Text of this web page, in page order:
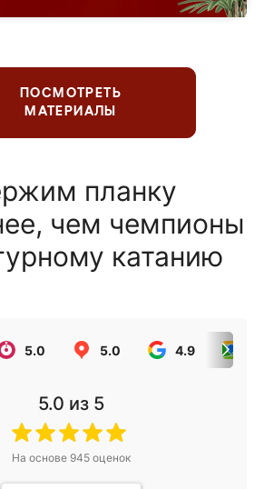
ПОСМОТРЕТЬ
МАТЕРИАЛЫ
планку
чем чемпионы
катанию
5.0 5.0 4.9
5.0 из 5
На основе 945оценок